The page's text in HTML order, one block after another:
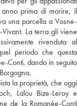
prima di morire, il
una parcella a Vosne-
La terra gli viene
rivenduta al
periodo che questa
Conti, dando in seguito
la proprietà, che oggi
Lalou Bize-Leroy e
de la Romanée-Conti